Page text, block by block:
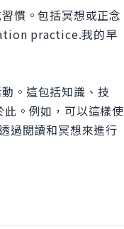
慣。包括冥想或正念
practice.我的早
。這包括知識、技
。例如，可以這樣使
閱讀和冥想來進行